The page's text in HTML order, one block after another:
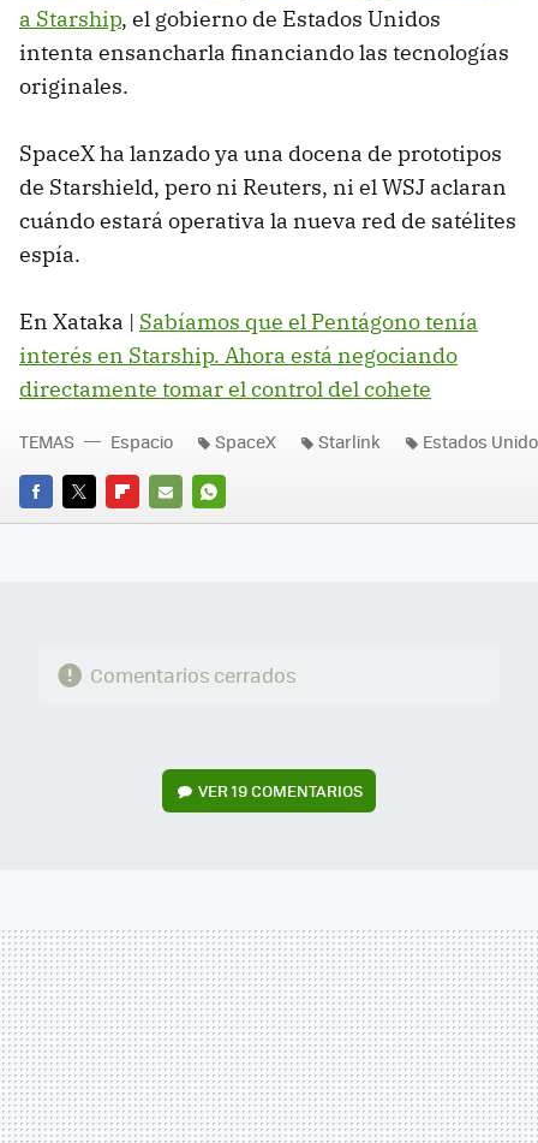
a Starship, el gobierno de Estados Unidos
intenta ensancharla financiando las tecnologías
originales.
SpaceX ha lanzado ya una docena de prototipos
de Starshield, pero ni Reuters, ni el WSJ aclaran
cuándo estará operativa la nueva red de satélites
espía.
En Xataka | Sabíamos que el Pentágono tenía
interés en Starship. Ahora está negociando
directamente tomar el control del cohete
FACEBOOK
TWITTERFLIPBOARD
E-
WHATSAPP
TEMAS Espacio SpaceX Starlink Estados
Comentarios cerrados
VER19 COMENTARIOS